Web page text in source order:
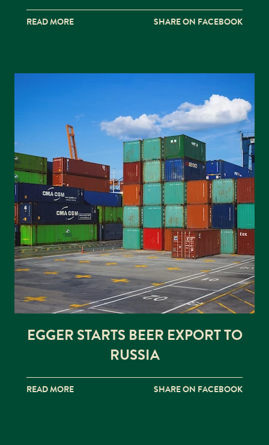
READ MORE SHARE ON FACEBOOK
EGGER STARTS BEER EXPORT TO
RUSSIA
READ MORE SHARE ON FACEBOOK